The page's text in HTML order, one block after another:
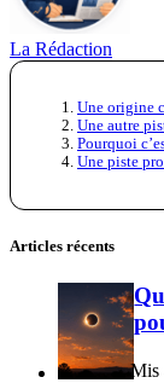
La Rédaction
Une origine
Une autre
Pourquoi
Une piste
Articles récents